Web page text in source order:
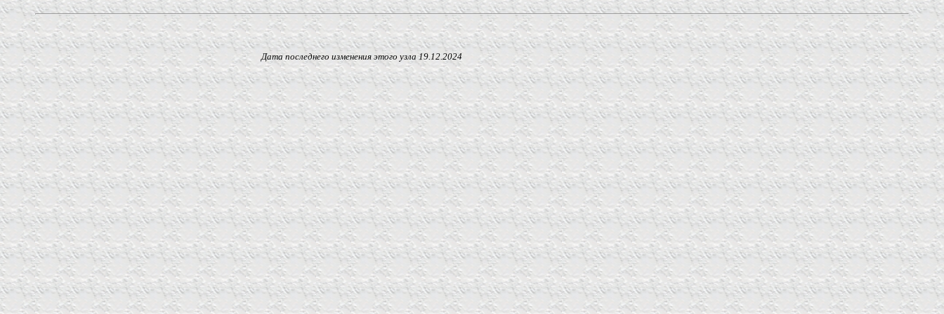
Дата последнего изменения этого узла 19.12.2024